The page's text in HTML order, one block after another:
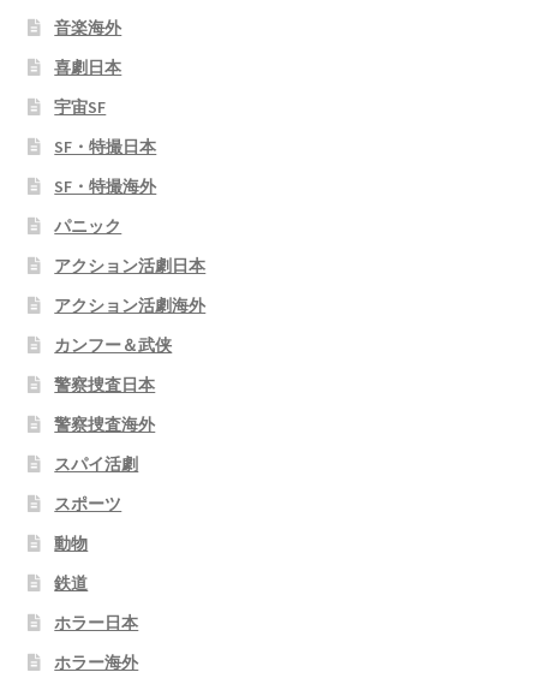
音楽海外
喜劇日本
宇宙SF
SF・特撮日本
SF・特撮海外
パニック
アクション活劇日本
アクション活劇海外
カンフー＆武侠
警察捜査日本
警察捜査海外
スパイ活劇
スポーツ
動物
鉄道
ホラー日本
ホラー海外